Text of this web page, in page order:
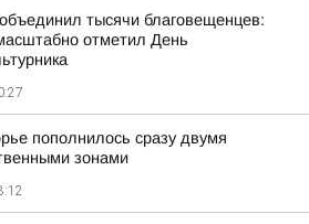
тысячи благовещенцев:
отметил День
пополнилось сразу двумя
зонами